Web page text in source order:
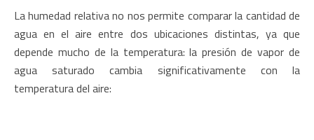
La humedad relativa no nos permite comparar la cantidad de
agua en el aire entre dos ubicaciones distintas, ya que
depende mucho de la temperatura: la presión de vapor de
agua saturado cambia significativamente con la
temperatura del aire: